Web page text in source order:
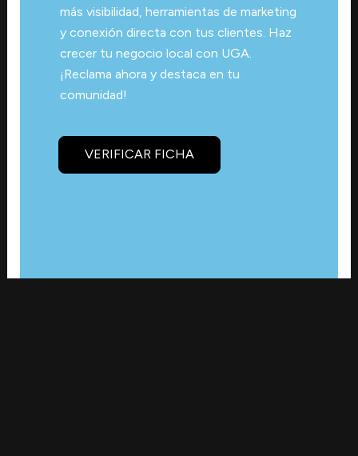
más visibilidad, herramientas de marketing
y conexión directa con tus clientes. Haz
crecer tu negocio local con UGA.
¡Reclama ahora y destaca en tu
comunidad!
VERIFICAR FICHA